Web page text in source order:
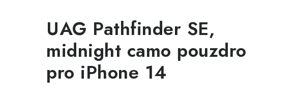
UAG Pathfinder SE,
midnight camo pouzdro
pro iPhone 14